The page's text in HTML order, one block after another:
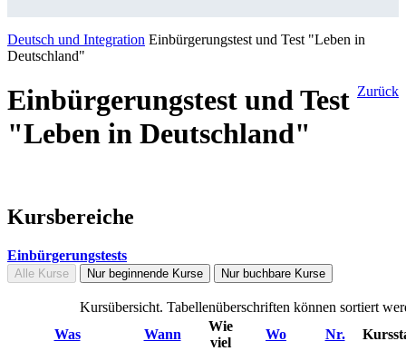
Deutsch und Integration Einbürgerungstest und Test "Leben in
Deutschland"
Zurück
Einbürgerungstest und Test
"Leben in Deutschland"
Kursbereiche
Einbürgerungstests
Alle Kurse Nur beginnende Kurse Nur buchbare Kurse
Kursübersicht. Tabellenüberschriften können sortiert
Was
Wann
Wie
viel
Wo Nr.